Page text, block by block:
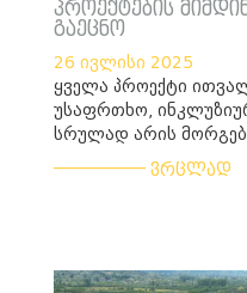
პროექტების
გაეცნო
26 ივლისი 2025
ყველა პროექტი
უსაფრთხო,
სრულად არის
ვრცლად